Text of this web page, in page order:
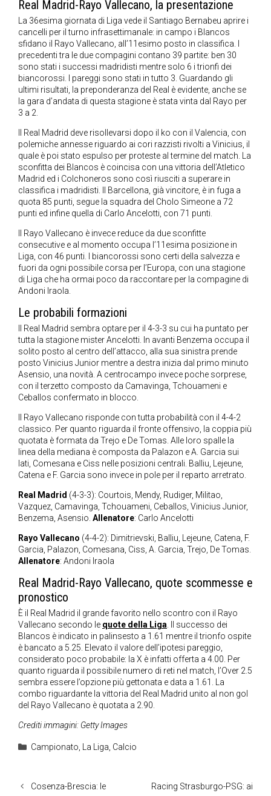
Real Madrid-Rayo Vallecano, la presentazione
La 36esima giornata di Liga vede il Santiago Bernabeu aprire i
cancelli per il turno infrasettimanale: in campo i Blancos
sfidano il Rayo Vallecano, all’11esimo posto in classifica. I
precedenti tra le due compagini contano 39 partite: ben 30
sono stati i successi madridisti mentre solo 6 i trionfi dei
biancorossi. I pareggi sono stati in tutto 3. Guardando gli
ultimi risultati, la preponderanza del Real è evidente, anche se
la gara d’andata di questa stagione è stata vinta dal Rayo per
3 a 2.
Il Real Madrid deve risollevarsi dopo il ko con il Valencia, con
polemiche annesse riguardo ai cori razzisti rivolti a Vinicius, il
quale è poi stato espulso per proteste al termine del match. La
sconfitta dei Blancos è coincisa con una vittoria dell’Atletico
Madrid ed i Colchoneros sono così riusciti a superare in
classifica i madridisti. Il Barcellona, già vincitore, è in fuga a
quota 85 punti, segue la squadra del Cholo Simeone a 72
punti ed infine quella di Carlo Ancelotti, con 71 punti.
Il Rayo Vallecano è invece reduce da due sconfitte
consecutive e al momento occupa l’11esima posizione in
Liga, con 46 punti. I biancorossi sono certi della salvezza e
fuori da ogni possibile corsa per l’Europa, con una stagione
di Liga che ha ormai poco da raccontare per la compagine di
Andoni Iraola.
Le probabili formazioni
Il Real Madrid sembra optare per il 4-3-3 su cui ha puntato per
tutta la stagione mister Ancelotti. In avanti Benzema occupa il
solito posto al centro dell’attacco, alla sua sinistra prende
posto Vinicius Junior mentre a destra inizia dal primo minuto
Asensio, una novità. A centrocampo invece poche sorprese,
con il terzetto composto da Camavinga, Tchouameni e
Ceballos confermato in blocco.
Il Rayo Vallecano risponde con tutta probabilità con il 4-4-2
classico. Per quanto riguarda il fronte offensivo, la coppia più
quotata è formata da Trejo e De Tomas. Alle loro spalle la
linea della mediana è composta da Palazon e A. Garcia sui
lati, Comesana e Ciss nelle posizioni centrali. Balliu, Lejeune,
Catena e F. Garcia sono invece in pole per il reparto arretrato.
Real Madrid (4-3-3): Courtois, Mendy, Rudiger, Militao,
Vazquez, Camavinga, Tchouameni, Ceballos, Vinicius Junior,
Benzema, Asensio. Allenatore: Carlo Ancelotti
Rayo Vallecano (4-4-2): Dimitrievski, Balliu, Lejeune, Catena, F.
Garcia, Palazon, Comesana, Ciss, A. Garcia, Trejo, De Tomas.
Allenatore: Andoni Iraola
Real Madrid-Rayo Vallecano, quote scommesse e
pronostico
È il Real Madrid il grande favorito nello scontro con il Rayo
Vallecano secondo le quote della Liga. Il successo dei
Blancos è indicato in palinsesto a 1.61 mentre il trionfo ospite
è bancato a 5.25. Elevato il valore dell’ipotesi pareggio,
considerato poco probabile: la X è infatti offerta a 4.00. Per
quanto riguarda il possibile numero di reti nel match, l’Over 2.5
sembra essere l’opzione più gettonata e data a 1.61. La
combo riguardante la vittoria del Real Madrid unito al non gol
del Rayo Vallecano è quotata a 2.90.
Crediti immagini: Getty Images
Categorie
Campionato, La Liga, Calcio
Cosenza-Brescia: le Racing Strasburgo-PSG: ai